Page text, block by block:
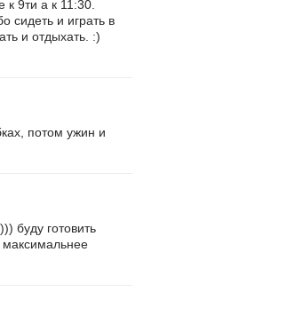
9ти а к 11:30.
сидеть и играть в
и отдыхать. :)
потом ужин и
буду готовить
максимальнее